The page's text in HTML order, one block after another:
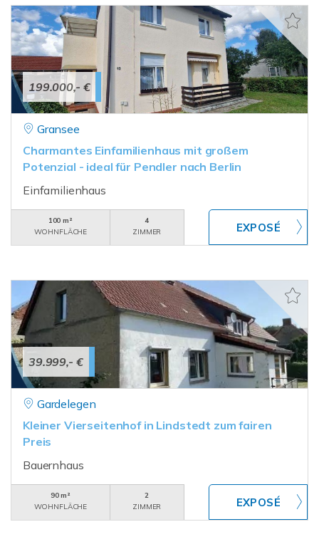
199.000,- €
Gransee
Charmantes Einfamilienhaus mit großem
Potenzial - ideal für Pendler nach Berlin
Einfamilienhaus
100 m²
WOHNFLÄCHE
4
ZIMMER
39.999,- €
Gardelegen
Kleiner Vierseitenhof in Lindstedt zum fairen
Preis
Bauernhaus
90 m²
WOHNFLÄCHE
2
ZIMMER